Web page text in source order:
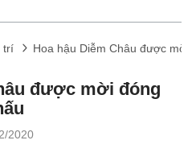
trí Hoa hậu Diễm Châu được mời
được mời đóng
2020